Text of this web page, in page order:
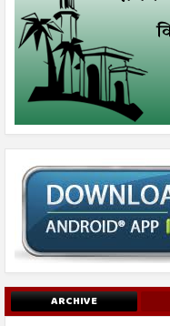
ARCHIVE